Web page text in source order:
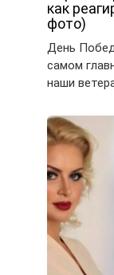
как
фото)
День
самом
наши